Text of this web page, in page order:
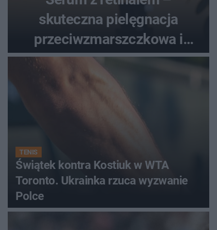
skuteczna pielęgnacja
przeciwzmarszczkowa i
regenerująca
TENIS
Świątek kontra Kostiuk w WTA
Toronto. Ukrainka rzuca wyzwanie
Polce